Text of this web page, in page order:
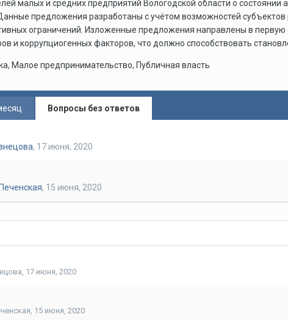
малых и средних предприятий Вологодской области о
предложения разработаны с учётом возможностей
ограничений. Изложенные предложения направлены в
и коррупциогенных факторов, что должно способствовать
Малое предпринимательство, Публичная власть
Вопросы без ответов
, 17 июня, 2020
, 15 июня, 2020
, 17 июня, 2020
, 15 июня, 2020